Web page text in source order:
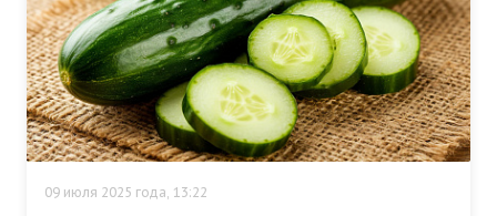
09 июля 2025 года, 13:22